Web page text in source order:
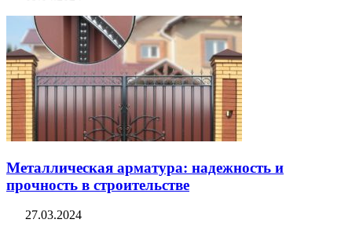
Металлическая арматура: надежность и
прочность в строительстве
27.03.2024